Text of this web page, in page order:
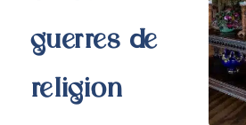
guerres de
religion